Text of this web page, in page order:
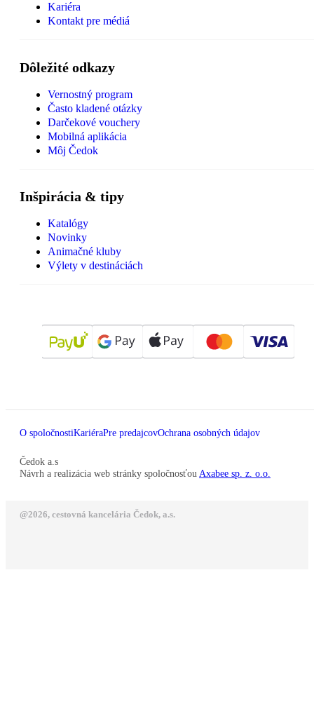
Kariéra
Kontakt pre médiá
Dôležité odkazy
Vernostný program
Často kladené otázky
Darčekové vouchery
Mobilná aplikácia
Môj Čedok
Inšpirácia & tipy
Katalógy
Novinky
Animačné kluby
Výlety v destináciách
O spoločnostiKariéraPre predajcovOchrana osobných údajov
Čedok a.s
Návrh a realizácia web stránky spoločnosťou Axabee sp. z. o.o.
@2026, cestovná kancelária Čedok, a.s.